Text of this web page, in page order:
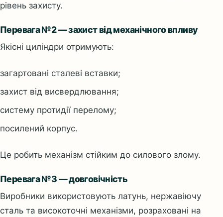
рівень захисту.
Перевага №2 — захист від механічного впливу
Якісні циліндри отримують:
загартовані сталеві вставки;
захист від висвердлювання;
систему протидії перелому;
посилений корпус.
Це робить механізм стійким до силового злому.
Перевага №3 — довговічність
Виробники використовують латунь, нержавіючу
сталь та високоточні механізми, розраховані на